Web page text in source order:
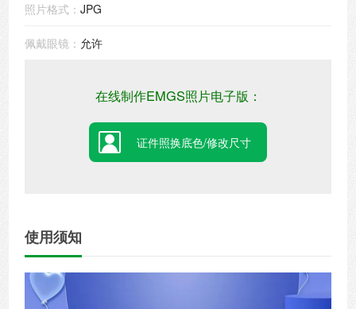
照片格式：JPG
佩戴眼镜： 允许
在线制作EMGS照片电子版：
证件照换底色/修改尺寸
使用须知